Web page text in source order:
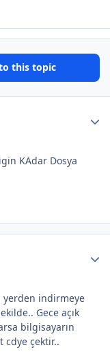
this topic
KAdar Dosya
yerden indirmeye
Gece açık
bilgisayarın
cdye çektir..